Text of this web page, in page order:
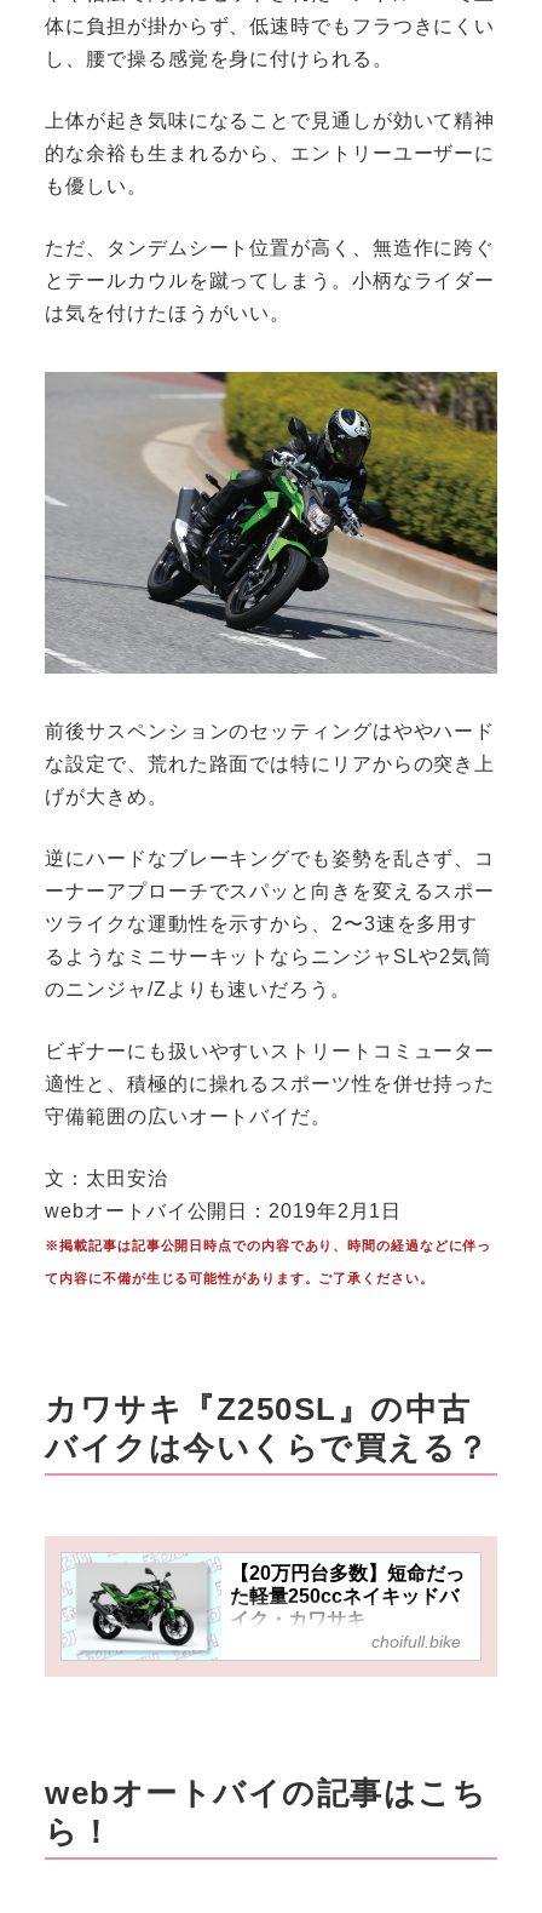
体に負担が掛からず、低速時でもフラつきにくい
し、腰で操る感覚を身に付けられる。
上体が起き気味になることで見通しが効いて精神
的な余裕も生まれるから、エントリーユーザーに
も優しい。
ただ、タンデムシート位置が高く、無造作に跨ぐ
とテールカウルを蹴ってしまう。小柄なライダー
は気を付けたほうがいい。
前後サスペンションのセッティングはややハード
な設定で、荒れた路面では特にリアからの突き上
げが大きめ。
逆にハードなブレーキングでも姿勢を乱さず、コ
ーナーアプローチでスパッと向きを変えるスポー
ツライクな運動性を示すから、2〜3速を多用す
るようなミニサーキットならニンジャSLや2気筒
のニンジャ/Zよりも速いだろう。
ビギナーにも扱いやすいストリートコミューター
適性と、積極的に操れるスポーツ性を併せ持った
守備範囲の広いオートバイだ。
文：太田安治
webオートバイ公開日：2019年2月1日
※掲載記事は記事公開日時点での内容であり、時間の経過などに伴っ
て内容に不備が生じる可能性があります。ご了承ください。
カワサキ『Z250SL』の中古
バイクは今いくらで買える？
【20万円台多数】短命だっ
た軽量250ccネイキッドバ
イク・カワサキ
『Z250SL』だけど中古は
かなりリーズナブルに狙え
choifull.bike
webオートバイの記事はこち
ら！